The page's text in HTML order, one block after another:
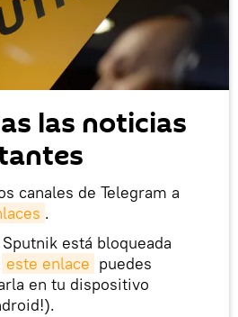
las noticias
canales de Telegram a
.
está bloqueada
este enlace puedes
en tu dispositivo